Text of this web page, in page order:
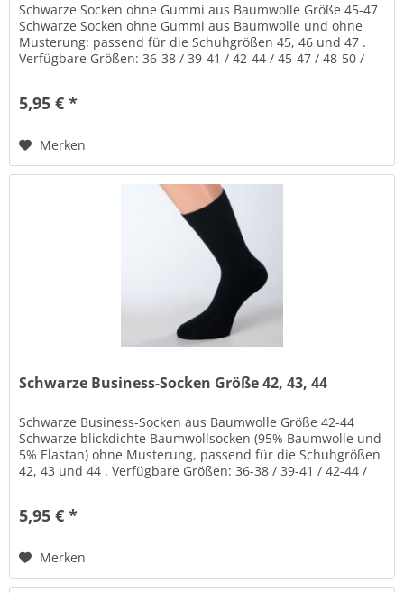
Schwarze Socken ohne Gummi aus Baumwolle Größe 45-47
Schwarze Socken ohne Gummi aus Baumwolle und ohne
Musterung: passend für die Schuhgrößen 45, 46 und 47 .
Verfügbare Größen: 36-38 / 39-41 / 42-44 / 45-47 / 48-50 /
5,95 € *
Merken
Schwarze Business-Socken Größe 42, 43, 44
Schwarze Business-Socken aus Baumwolle Größe 42-44
Schwarze blickdichte Baumwollsocken (95% Baumwolle und
5% Elastan) ohne Musterung, passend für die Schuhgrößen
42, 43 und 44 . Verfügbare Größen: 36-38 / 39-41 / 42-44 /
5,95 € *
Merken